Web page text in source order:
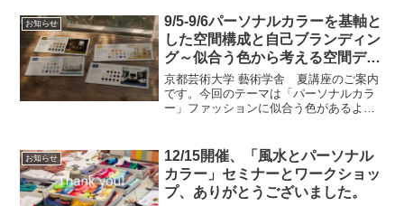
ェでたくさんの方にお立ち寄りいただき
ました。地...
お知らせ
9/5-9/6パーソナルカラーを基軸と
した空間構成と自己ブランディン
グ～似合う色から考える空間デザ
イン
京都芸術大学 藝術学舎 夏講座のご案内
です。今回のテーマは「パーソナルカラ
ー」ファッションに似合う色があるよう
分」を基準に色を考えるため、色彩を初
めて学ぶ方にも分かりやす...
お知らせ
12/15開催、「風水とパーソナル
カラー」セミナーとワークショッ
プ、ありがとうございました。